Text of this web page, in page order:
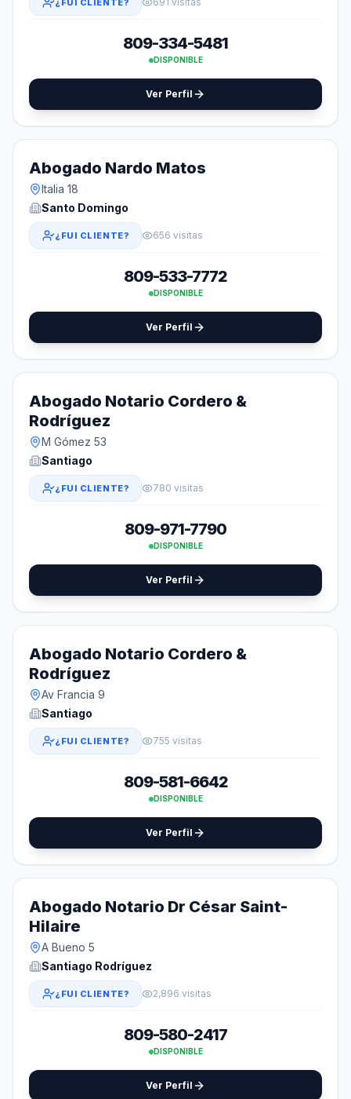
¿FUI CLIENTE?
809-334-5481
DISPONIBLE
Ver Perfil
Abogado Nardo Matos
Italia 18
Santo Domingo
¿FUI CLIENTE? 656 visitas
809-533-7772
DISPONIBLE
Ver Perfil
Abogado Notario Cordero &
Rodríguez
M Gómez 53
Santiago
¿FUI CLIENTE? 780 visitas
809-971-7790
DISPONIBLE
Ver Perfil
Abogado Notario Cordero &
Rodríguez
Av Francia 9
Santiago
¿FUI CLIENTE? 755 visitas
809-581-6642
DISPONIBLE
Ver Perfil
Abogado Notario Dr César Saint-
Hilaire
A Bueno 5
Santiago Rodríguez
¿FUI CLIENTE? 2,896 visitas
809-580-2417
DISPONIBLE
Ver Perfil